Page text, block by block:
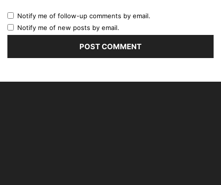
Notify me of follow-up comments by email.
Notify me of new posts by email.